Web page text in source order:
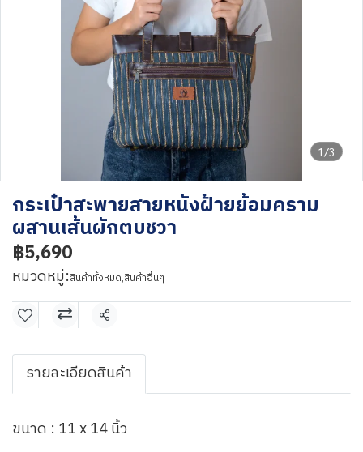
1/3
กระเป๋าสะพายสายหนังฝ้ายย้อมคราม
ผสานเส้นผักตบชวา
฿5,690
หมวดหมู่:สินค้าทั้งหมด,สินค้าอื่นๆ
แชร์
รายละเอียดสินค้า
ขนาด : 11 x 14 นิ้ว